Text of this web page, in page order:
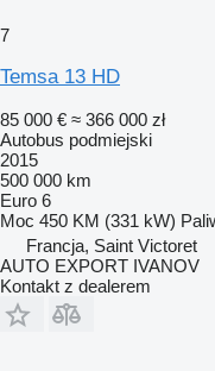
7
Temsa 13 HD
85 000 € ≈ 366 000 zł
Autobus podmiejski
2015
500 000 km
Euro 6
Moc 450 KM (331 kW)
Francja, Saint Victoret
AUTO EXPORT IVANOV
Kontakt z dealerem